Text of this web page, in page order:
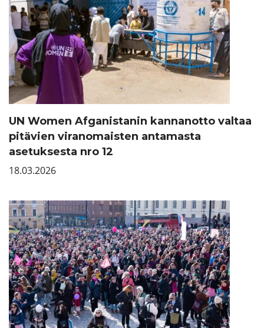
UN Women Afganistanin kannanotto valtaa
pitävien viranomaisten antamasta
asetuksesta nro 12
18.03.2026